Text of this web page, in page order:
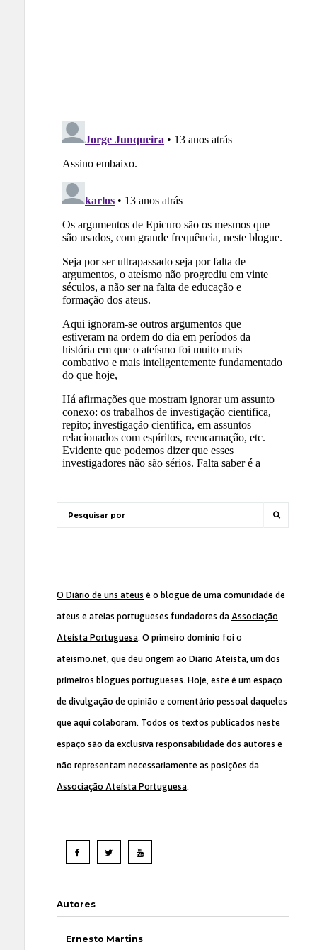
O Diário de uns ateus é o blogue de uma comunidade de
ateus e ateias portugueses fundadores da Associação
Ateísta Portuguesa. O primeiro domínio foi o
ateismo.net, que deu origem ao Diário Ateísta, um dos
primeiros blogues portugueses. Hoje, este é um espaço
de divulgação de opinião e comentário pessoal daqueles
que aqui colaboram. Todos os textos publicados neste
espaço são da exclusiva responsabilidade dos autores e
não representam necessariamente as posições da
Associação Ateísta Portuguesa.
Autores
Ernesto Martins